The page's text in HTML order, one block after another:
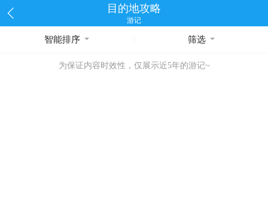
目的地攻略
游记
智能排序 筛选
为保证内容时效性，仅展示近5年的游记~